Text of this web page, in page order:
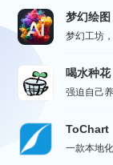
梦幻绘图
喝水种花
ToChart